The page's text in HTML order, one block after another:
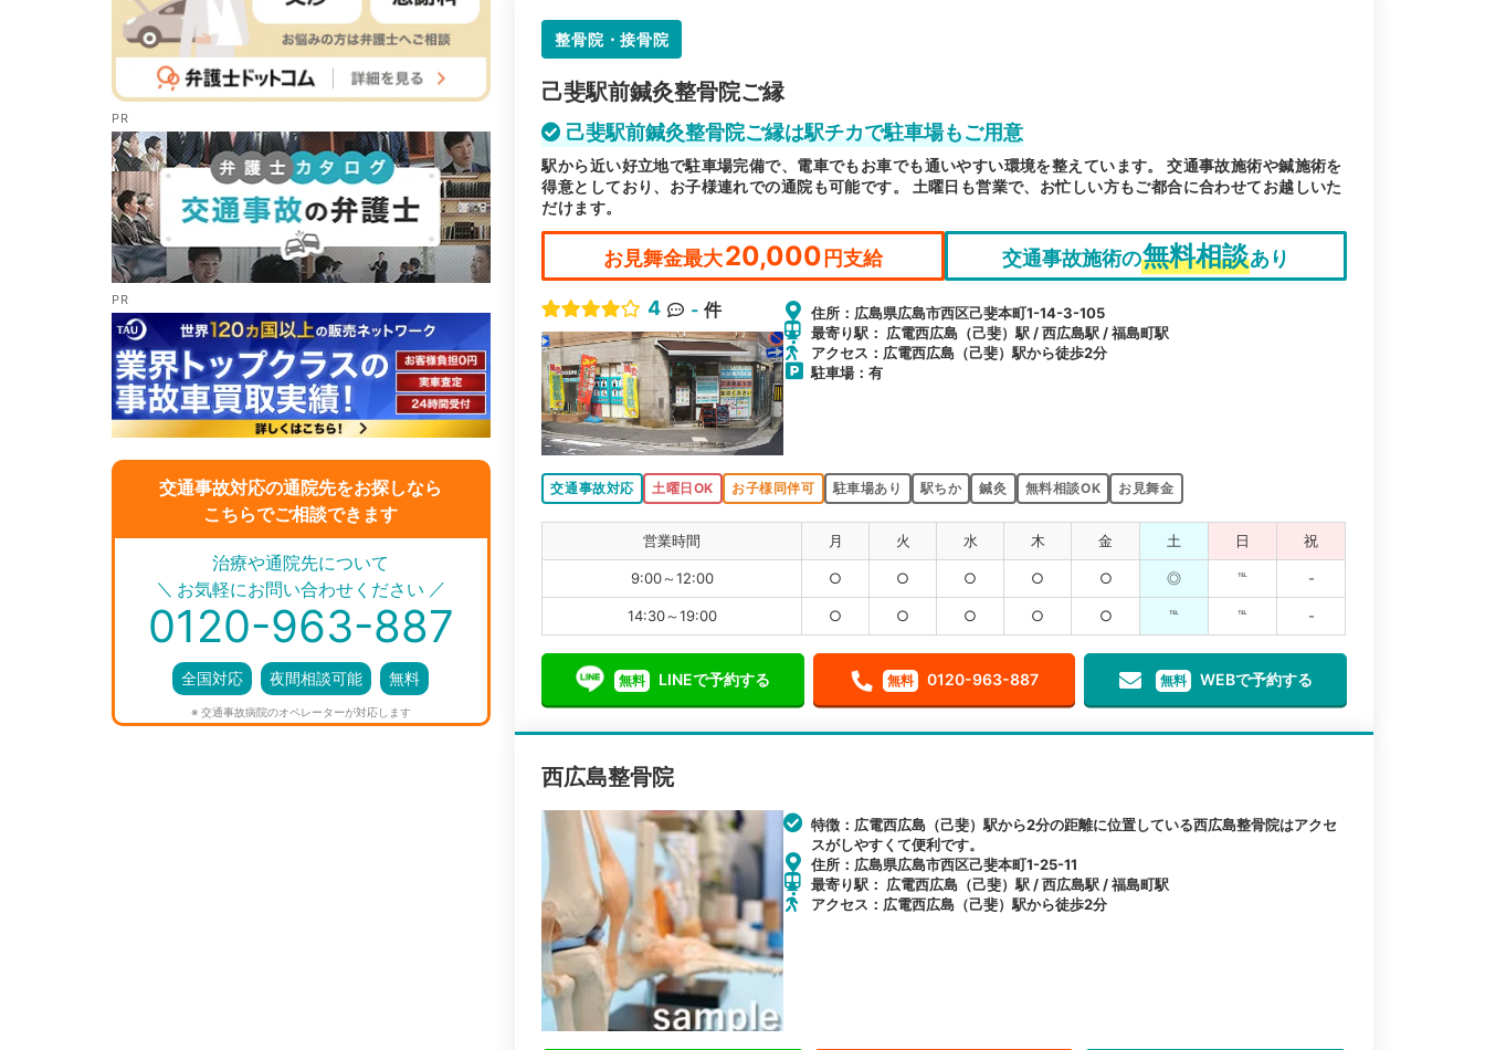
交通事故対応の通院先をお探しなら
こちらでご相談できます
＼ ／
治療や通院先について
お気軽にお問い合わせください
0120-963-887
全国対応 夜間相談可能 無料
※ 交通事故病院のオペレーターが対応します
整骨院・接骨院
己斐駅前鍼灸整骨院ご縁
己斐駅前鍼灸整骨院ご縁は駅チカで駐車場もご用意
駅から近い好立地で駐車場完備で、電車でもお車でも通いやすい環境を整えています。 交通事故施術や鍼施術を
得意としており、お子様連れでの通院も可能です。 土曜日も営業で、お忙しい方もご都合に合わせてお越しいた
だけます。
お見舞金最大20,000円支給 交通事故施術の無料相談あり
4 - 件
住所：広島県広島市西区己斐本町1-14-3-105
最寄り駅： 広電西広島（己斐）駅 / 西広島駅 / 福島町駅
アクセス：広電西広島（己斐）駅から徒歩2分
駐車場：有
交通事故対応 土曜日OK お子様同伴可 駐車場あり 駅ちか 鍼灸 無料相談OK お見舞金
営業時間 月 火 水 木 金 土 日 祝
9:00～12:00 ○ ○ ○ ○ ○ ◎ ℡ -
14:30～19:00 ○ ○ ○ ○ ○ ℡ ℡ -
無料 LINEで予約する 無料 0120-963-887 無料 WEBで予約する
西広島整骨院
特徴：広電西広島（己斐）駅から2分の距離に位置している西広島整骨院はアクセ
スがしやすくて便利です。
住所：広島県広島市西区己斐本町1-25-11
最寄り駅： 広電西広島（己斐）駅 / 西広島駅 / 福島町駅
アクセス：広電西広島（己斐）駅から徒歩2分